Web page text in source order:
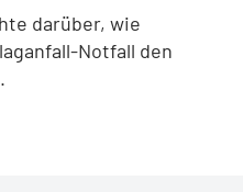
darüber, wie
Notfall den